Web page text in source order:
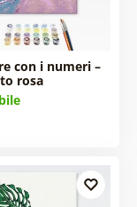
con i numeri –
rosa